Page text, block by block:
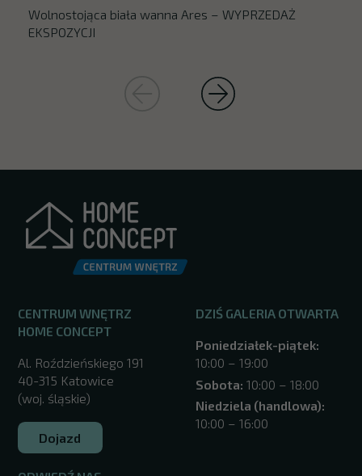
Wolnostojąca biała wanna Ares – WYPRZEDAŻ
EKSPOZYCJI
CENTRUM WNĘTRZ
HOME CONCEPT
Al. Roździeńskiego 191
40-315 Katowice
(woj. śląskie)
Dojazd
DZIŚ GALERIA OTWARTA
Poniedziałek-piątek:
10:00 – 19:00
Sobota: 10:00 – 18:00
Niedziela (handlowa):
10:00 – 16:00